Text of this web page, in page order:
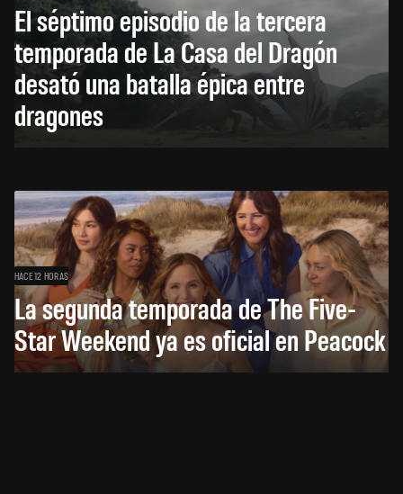
El séptimo episodio de la tercera
temporada de La Casa del Dragón
desató una batalla épica entre
dragones
HACE 12 HORAS
La segunda temporada de The Five-
Star Weekend ya es oficial en Peacock